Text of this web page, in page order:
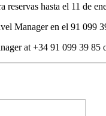
reservas hasta el 11 de
Manager en el 91 099
at +34 91 099 39 85